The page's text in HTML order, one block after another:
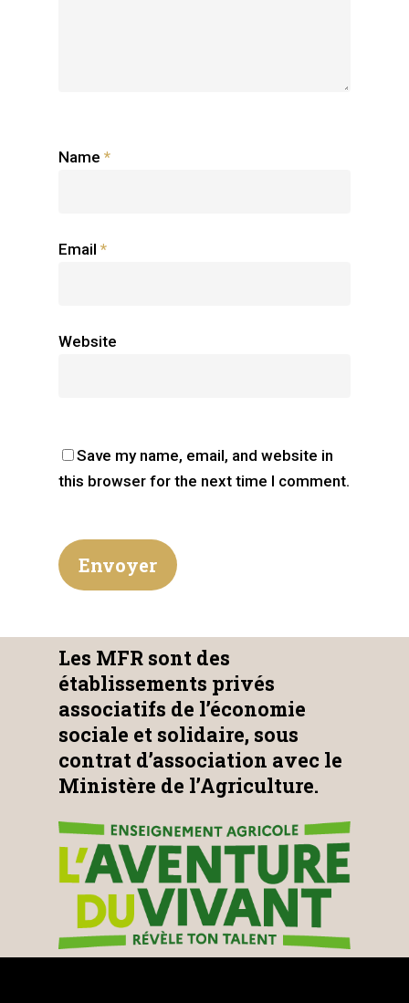
Name *
Email *
Website
Save my name, email, and website in
this browser for the next time I comment.
Les MFR sont des
établissements privés
associatifs de l’économie
sociale et solidaire, sous
contrat d’association avec le
Ministère de l’Agriculture.